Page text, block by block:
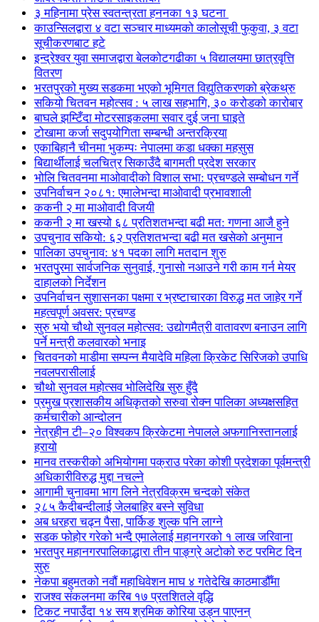
३ महिनामा प्रेस स्वतन्त्रता हननका १३ घटना
काउन्सिलद्वारा ४ वटा सञ्चार माध्यमको कालोसूची फुकुवा, ३ वटा
सूचीकरणबाट हटे
इन्द्रेश्वर युवा समाजद्वारा बेलकोटगढीका ५ विद्यालयमा छात्रवृत्ति
वितरण
भरतपुरको मुख्य सडकमा भएको भूमिगत विद्युतिकरणको ब्रेकथ्रु
सकियो चितवन महोत्सव : ५ लाख सहभागि, ३० करोडको कारोबार
बाघले झम्टिँदा मोटरसाइकलमा सवार दुई जना घाइते
टोखामा कर्जा सदुपयोगिता सम्बन्धी अन्तरक्रिया
एकाबिहानै चीनमा भुकम्पः नेपालमा कडा धक्का महसुस
बिद्यार्थीलाई चलचित्र सिकाउँदै बागमती प्रदेश सरकार
भोलि चितवनमा माओवादीको विशाल सभा: प्रचण्डले सम्बोधन गर्ने
उपनिर्वाचन २०८१: एमालेभन्दा माओवादी प्रभावशाली
ककनी २ मा माओवादी विजयी
ककनी २ मा खस्यो ६८ प्रतिशतभन्दा बढी मत: गणना आजै हुने
उपचुनाव सकियो: ६२ प्रतिशतभन्दा बढी मत खसेको अनुमान
पालिका उपचुनाव: ४१ पदका लागि मतदान शुरु
भरतपुुरमा सार्वजनिक सुनुवाई, गुनासो नआउने गरी काम गर्न मेयर
दाहालको निर्देशन
उपनिर्वाचन सुशासनका पक्षमा र भ्रष्टाचारका विरुद्ध मत जाहेर गर्ने
महत्वपूर्ण अवसर: प्रचण्ड
सुरु भयो चौथो सुनवल महोत्सव: उद्योगमैत्री वातावरण बनाउन लागि
पर्ने मन्त्री कलवारको भनाइ
चितवनको माडीमा सम्पन्न मैयादेवि महिला क्रिकेट सिरिजको उपाधि
नवलपरासीलाई
चौथो सुनवल महोत्सव भोलिदेखि सुरु हुँदै
प्रमुख प्रशासकीय अधिकृतको सरुवा रोक्न पालिका अध्यक्षसहित
कर्मचारीको आन्दोलन
नेत्रहीन टी–२० विश्वकप क्रिकेटमा नेपालले अफगानिस्तानलाई
हरायो
मानव तस्करीको अभियोगमा पक्राउ परेका कोशी प्रदेशका पूर्वमन्त्री
अधिकारीविरुद्ध मुद्दा नचल्ने
आगामी चुनावमा भाग लिने नेत्रविक्रम चन्दको संकेत
२८५ कैदीबन्दीलाई जेलबाहिर बस्ने सुविधा
अब धरहरा चढ्न पैसा, पार्किङ शुल्क पनि लाग्ने
सडक फोहोर गरेको भन्दै एमालेलाई महानगरको १ लाख जरिवाना
भरतपुर महानगरपालिकाद्धारा तीन पाङ्ग्रे अटोको रुट परमिट दिन
सुरु
नेकपा बहुमतको नवौं महाधिवेशन माघ ४ गतेदेखि काठमाडौँमा
राजश्व संकलनमा करिब १७ प्रतशितले वृद्धि
टिकट नपाउँदा १४ सय श्रमिक कोरिया उड्न पाएनन्